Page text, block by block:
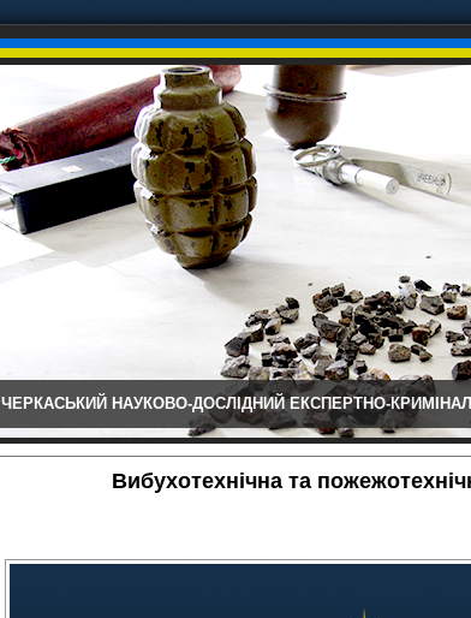
ЧЕРКАСЬКИЙ НАУКОВО-ДОСЛІДНИЙ ЕКСПЕРТНО-
Вибухотехнічна та